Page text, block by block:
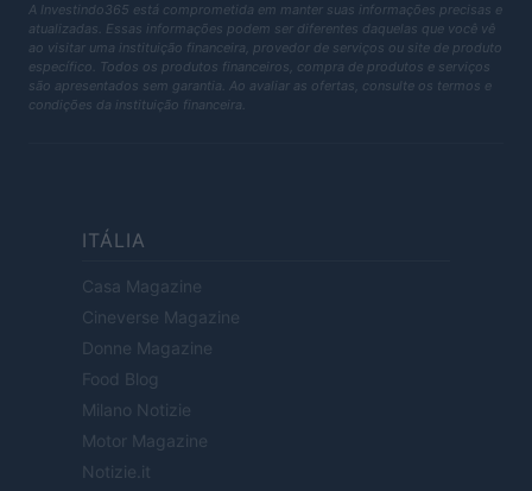
A Investindo365 está comprometida em manter suas informações precisas e
atualizadas. Essas informações podem ser diferentes daquelas que você vê
ao visitar uma instituição financeira, provedor de serviços ou site de produto
específico. Todos os produtos financeiros, compra de produtos e serviços
são apresentados sem garantia. Ao avaliar as ofertas, consulte os termos e
condições da instituição financeira.
ITÁLIA
Casa Magazine
Cineverse Magazine
Donne Magazine
Food Blog
Milano Notizie
Motor Magazine
Notizie.it